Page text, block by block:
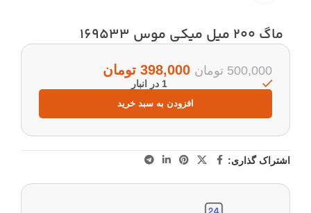
ماگ 200 میل میکی موس 169533
500,000 تومان 398,000 تومان
1 در انبار
افزودن به سبد خرید
اشتراک گذاری: